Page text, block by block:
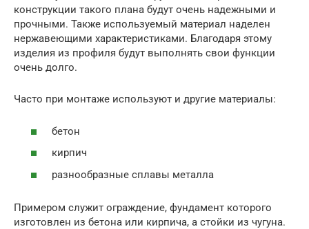
конструкции такого плана будут очень надежными и
прочными. Также используемый материал наделен
нержавеющими характеристиками. Благодаря этому
изделия из профиля будут выполнять свои функции
очень долго.
Часто при монтаже используют и другие материалы:
бетон
кирпич
разнообразные сплавы металла
Примером служит ограждение, фундамент которого
изготовлен из бетона или кирпича, а стойки из чугуна.